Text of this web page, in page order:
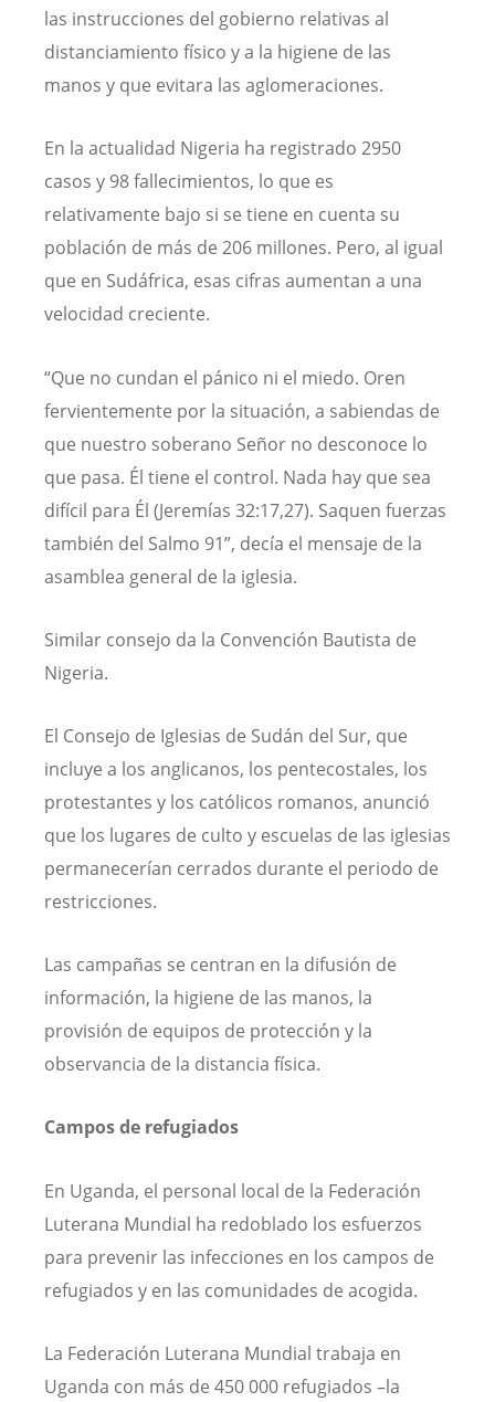
las instrucciones del gobierno relativas al
distanciamiento físico y a la higiene de las
manos y que evitara las aglomeraciones.
En la actualidad Nigeria ha registrado 2950
casos y 98 fallecimientos, lo que es
relativamente bajo si se tiene en cuenta su
población de más de 206 millones. Pero, al igual
que en Sudáfrica, esas cifras aumentan a una
velocidad creciente.
“Que no cundan el pánico ni el miedo. Oren
fervientemente por la situación, a sabiendas de
que nuestro soberano Señor no desconoce lo
que pasa. Él tiene el control. Nada hay que sea
difícil para Él (Jeremías 32:17,27). Saquen fuerzas
también del Salmo 91”, decía el mensaje de la
asamblea general de la iglesia.
Similar consejo da la Convención Bautista de
Nigeria.
El Consejo de Iglesias de Sudán del Sur, que
incluye a los anglicanos, los pentecostales, los
protestantes y los católicos romanos, anunció
que los lugares de culto y escuelas de las iglesias
permanecerían cerrados durante el periodo de
restricciones.
Las campañas se centran en la difusión de
información, la higiene de las manos, la
provisión de equipos de protección y la
observancia de la distancia física.
Campos de refugiados
En Uganda, el personal local de la Federación
Luterana Mundial ha redoblado los esfuerzos
para prevenir las infecciones en los campos de
refugiados y en las comunidades de acogida.
La Federación Luterana Mundial trabaja en
Uganda con más de 450 000 refugiados –la